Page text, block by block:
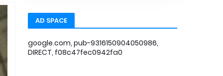
AD SPACE
google.com, pub-9316150904050986,
DIRECT, f08c47fec0942fa0